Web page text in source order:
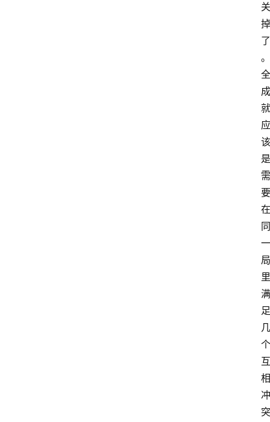
关
掉
了
。
全
成
就
应
该
是
需
要
在
同
一
局
里
满
足
几
个
互
相
冲
突